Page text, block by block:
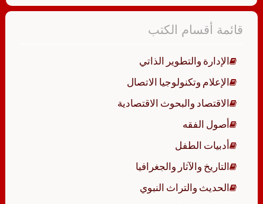
قائمة أقسام الكتب
الإدارة والتطوير الذاتي
الإعلام وتكنولوجيا الاتصال
الاقتصاد والبحوث الاقتصادية
أصول الفقه
أدبيات الطفل
التاريخ والآثار والجغرافيا
الحديث والتراث النبوي